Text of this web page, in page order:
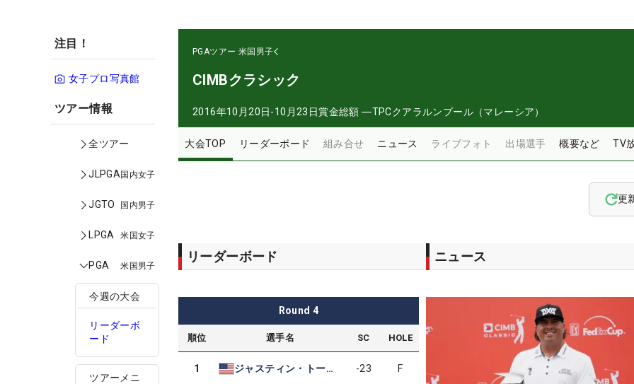
注目！
女子プロ写真館
ツアー情報
全ツアー
JLPGA国内女子
JGTO 国内男子
LPGA 米国女子
PGA 米国男子
今週の大会
リーダーボ
ード
ツアーメニ
PGAツアー 米国男子
CIMBクラシック
2016年10月20日-10月23日賞金総額 ―TPCクアラルンプール（マレーシア）
大会TOP リーダーボード 組み合せ ニュース ライブフォト 出場選手 概要など TV
更
リーダーボード
Round 4
順位 選手名 SC HOLE
1 ジャスティン・トーマス -23 F
ニュース